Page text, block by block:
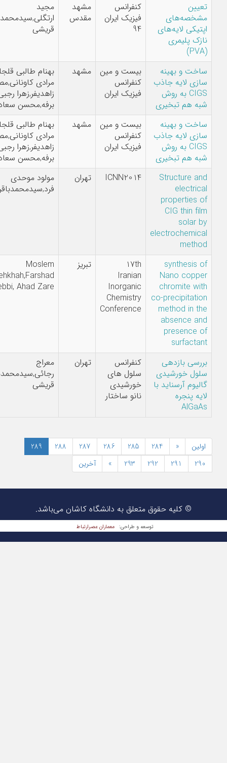
لایه‌های
پلیمری
فیزیک ایران
94
مشهد
مقدس
مجید
ارتگلی,سیدمحمدباقر
و بهینه
لایه جاذب
CIGS به روش
تبخیری
بیست و مین
کنفرانس
فیزیک ایران
مشهد
بهنام طالبی قلجلو,مهرداد
مرادی کاونانی,مصطفی
زاهدیفر,زهرا رجبی
برفه,محسن سعادت
و بهینه
لایه جاذب
CIGS به روش
تبخیری
بیست و مین
کنفرانس
فیزیک ایران
مشهد
بهنام طالبی قلجلو,مهرداد
مرادی کاونانی,مصطفی
زاهدیفر,زهرا رجبی
برفه,محسن سعادت
CIG
ICNN2014 تهران
مولود موحدی
فرد,سیدمحمدباقر قریشی
Nano
chromite
co-
method
17th
Iranian
Inorganic
Chemistry
Conference
Moslem
Setoodehkhah,Farshad
Mohebbi, Ahad Zare
بازدهی
خورشیدی
آرسناید با
کنفرانس
سلول های
خورشیدی
نانو ساختار
تهران
معراج
رجائی,سیدمحمدباقر
284
285
286
287
288
289
291
293 آخرین
© کلیه حقوق متعلق به دانشگاه کاشان می‌باشد.
توسعه و طراحی: معماران عصر‌ارتباط